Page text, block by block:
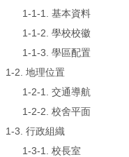
1-1-1. 基本資料
1-1-2. 學校校徽
1-1-3. 學區配置
1-2. 地理位置
1-2-1. 交通導航
1-2-2. 校舍平面
1-3. 行政組織
1-3-1. 校長室